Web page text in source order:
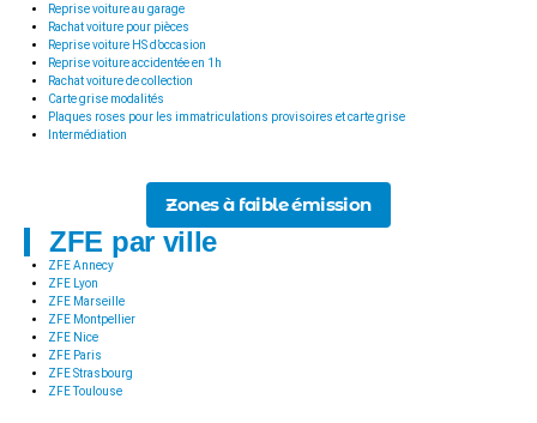
Reprise voiture au garage
Rachat voiture pour pièces
Reprise voiture HS d’occasion
Reprise voiture accidentée en 1h
Rachat voiture de collection
Carte grise modalités
Plaques roses pour les immatriculations provisoires et carte grise
Intermédiation
Zones à faible émission
ZFE par ville
ZFE Annecy
ZFE Lyon
ZFE Marseille
ZFE Montpellier
ZFE Nice
ZFE Paris
ZFE Strasbourg
ZFE Toulouse